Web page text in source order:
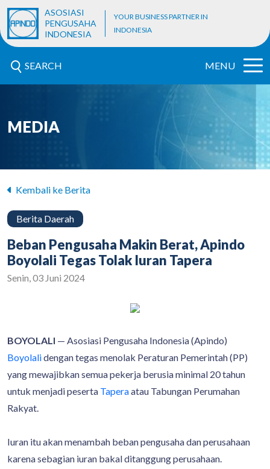
ASOSIASI
PENGUSAHA
INDONESIA
YOUR BUSINESS PARTNER IN
INDONESIA
SEARCH MENU
MEDIA
Kembali ke Berita
Berita Daerah
Beban Pengusaha Makin Berat, Apindo
Boyolali Tegas Tolak Iuran Tapera
Senin, 03 Juni 2024
BOYOLALI — Asosiasi Pengusaha Indonesia (Apindo)
Boyolalidengan tegas menolak Peraturan Pemerintah (PP)
yang mewajibkan semua pekerja berusia minimal 20 tahun
untuk menjadi peserta Taperaatau Tabungan Perumahan
Rakyat.
Iuran itu akan menambah beban pengusaha dan perusahaan
karena sebagian iuran bakal ditanggung perusahaan.